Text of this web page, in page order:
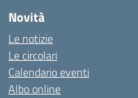
Novità
Le notizie
Le circolari
Calendario eventi
Albo online